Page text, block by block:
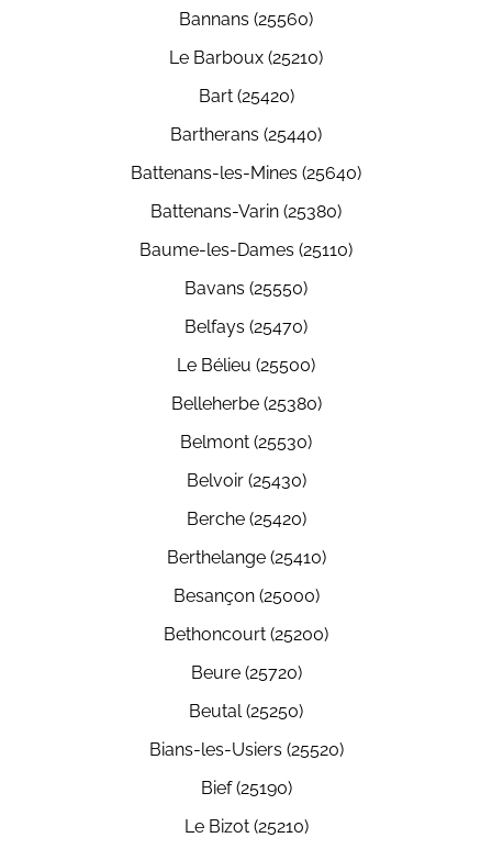
Bannans (25560)
Le Barboux (25210)
Bart (25420)
Bartherans (25440)
Battenans-les-Mines (25640)
Battenans-Varin (25380)
Baume-les-Dames (25110)
Bavans (25550)
Belfays (25470)
Le Bélieu (25500)
Belleherbe (25380)
Belmont (25530)
Belvoir (25430)
Berche (25420)
Berthelange (25410)
Besançon (25000)
Bethoncourt (25200)
Beure (25720)
Beutal (25250)
Bians-les-Usiers (25520)
Bief (25190)
Le Bizot (25210)